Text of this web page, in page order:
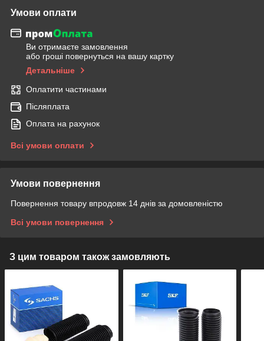
Умови оплати
Ви отримаєте замовлення
або гроші повернуться на вашу картку
Детальніше
Оплатити частинами
Післяплата
Оплата на рахунок
Всі умови оплати
Умови повернення
Повернення товару впродовж 14 днів за домовленістю
Всі умови повернення
З цим товаром також замовляють